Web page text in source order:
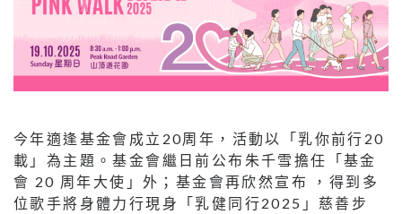
今年適逢基金會成立20周年，活動以「乳你前行20
載」為主題。基金會繼日前公布朱千雪擔任「基金
會 20 周年大使」外；基金會再欣然宣布 ，得到多
位歌手將身體力行現身「乳健同行2025」慈善步